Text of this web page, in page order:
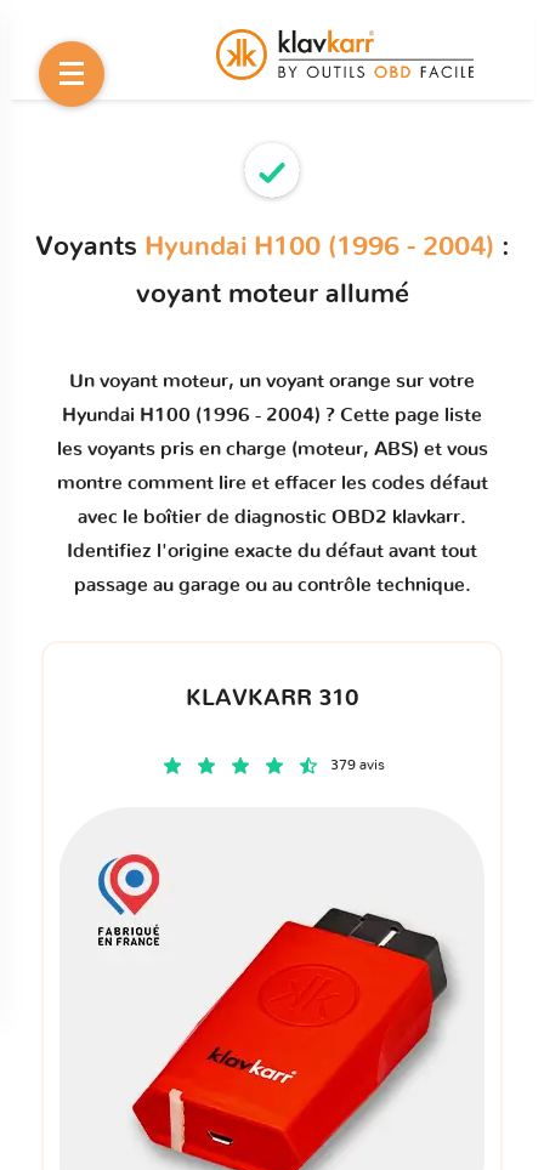
Voyants Hyundai H100 (1996 - 2004) :
voyant moteur allumé
Un voyant moteur, un voyant orange sur votre
Hyundai H100 (1996 - 2004) ? Cette page liste
les voyants pris en charge (moteur, ABS) et vous
montre comment lire et effacer les codes défaut
avec le boîtier de diagnostic OBD2 klavkarr.
Identifiez l'origine exacte du défaut avant tout
passage au garage ou au contrôle technique.
KLAVKARR 310
379 avis